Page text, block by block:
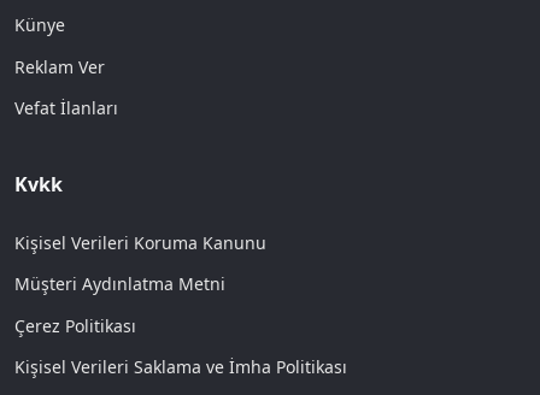
Künye
Reklam Ver
Vefat İlanları
Kvkk
Kişisel Verileri Koruma Kanunu
Müşteri Aydınlatma Metni
Çerez Politikası
Kişisel Verileri Saklama ve İmha Politikası